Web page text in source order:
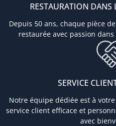
RESTAURATION DANS
Depuis 50 ans, chaque pièce
restaurée avec passion
SERVICE
Notre équipe dédiée est à
service client efficace et
avec